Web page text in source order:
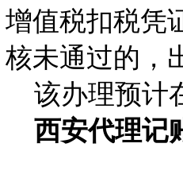
增值税扣税凭
核未通过的，
该办理预计
西安代理记